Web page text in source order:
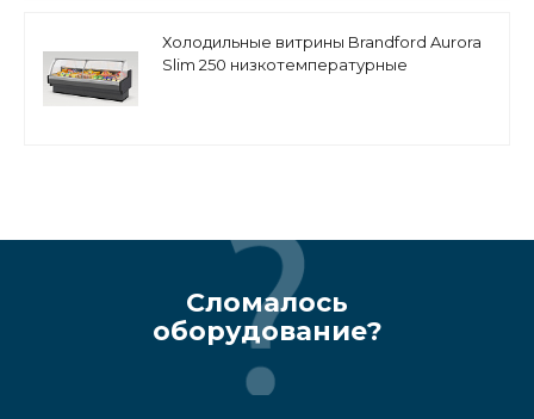
Холодильные витрины Brandford Aurora
Slim 250 низкотемпературные
Сломалось
оборудование?